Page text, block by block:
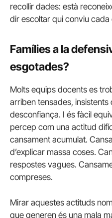
recollir dades: està
dir escoltar qui conviu cada
Famílies a la
esgotades?
Molts equips docents es
arriben tensades,
desconfiança. I és fàcil
percep com una actitud
cansament acumulat.
d’explicar massa coses.
respostes vagues.
compreses.
Mirar aquestes actituds
que generen és una mala